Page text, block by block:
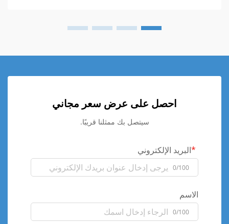
احصل على عرض سعر مجاني
سيتصل بك ممثلنا قريبًا.
البريد الإلكتروني
0/100
الاسم
0/100